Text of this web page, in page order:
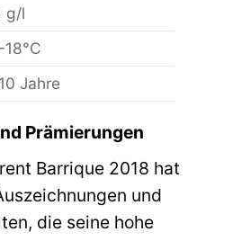
g/l
18°C
Jahre
Prämierungen
Barrique 2018 hat
und
die seine hohe